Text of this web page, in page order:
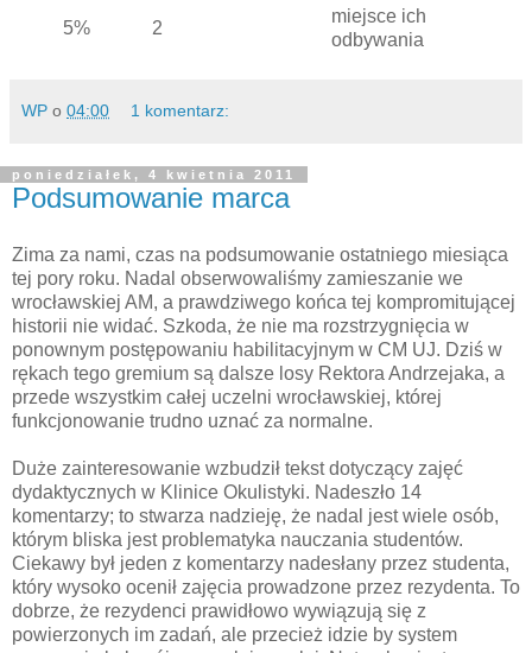
5%
2
miejsce ich
odbywania
WP o 04:00 1 komentarz:
poniedziałek, 4 kwietnia 2011
Podsumowanie marca
Zima za nami, czas na podsumowanie ostatniego miesiąca
tej pory roku. Nadal obserwowaliśmy zamieszanie we
wrocławskiej AM, a prawdziwego końca tej kompromitującej
historii nie widać. Szkoda, że nie ma rozstrzygnięcia w
ponownym postępowaniu habilitacyjnym w CM UJ. Dziś w
rękach tego gremium są dalsze losy Rektora Andrzejaka, a
przede wszystkim całej uczelni wrocławskiej, której
funkcjonowanie trudno uznać za normalne.
Duże zainteresowanie wzbudził tekst dotyczący zajęć
dydaktycznych w Klinice Okulistyki. Nadeszło 14
komentarzy; to stwarza nadzieję, że nadal jest wiele osób,
którym bliska jest problematyka nauczania studentów.
Ciekawy był jeden z komentarzy nadesłany przez studenta,
który wysoko ocenił zajęcia prowadzone przez rezydenta. To
dobrze, że rezydenci prawidłowo wywiązują się z
powierzonych im zadań, ale przecież idzie by system